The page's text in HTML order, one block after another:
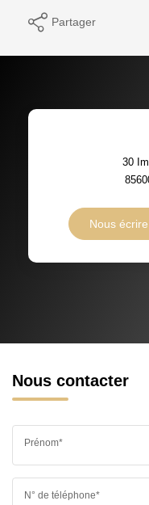
Partager
30
Nous écrire
Nous contacter
Prénom*
N° de téléphone*